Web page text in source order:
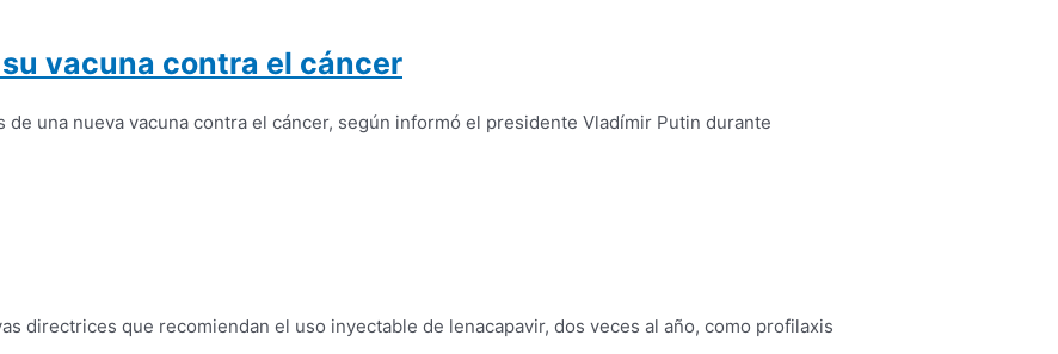
vacuna contra el cáncer
una nueva vacuna contra el cáncer, según informó el presidente Vladímir Putin durante
directrices que recomiendan el uso inyectable de lenacapavir, dos veces al año, como profilaxis